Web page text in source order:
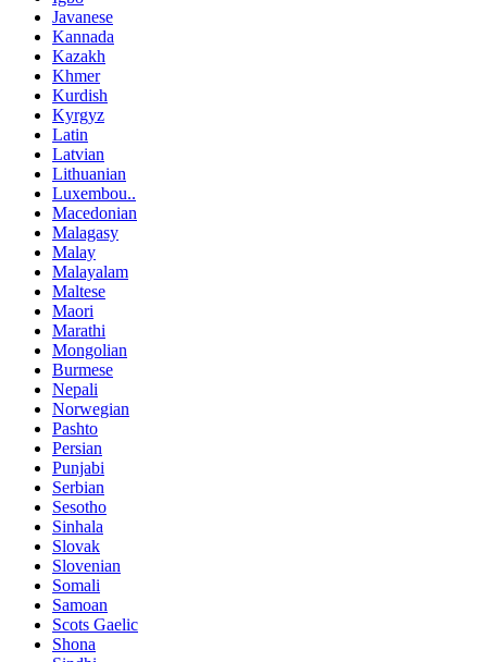
Javanese
Kannada
Kazakh
Khmer
Kurdish
Kyrgyz
Latin
Latvian
Lithuanian
Luxembou..
Macedonian
Malagasy
Malay
Malayalam
Maltese
Maori
Marathi
Mongolian
Burmese
Nepali
Norwegian
Pashto
Persian
Punjabi
Serbian
Sesotho
Sinhala
Slovak
Slovenian
Somali
Samoan
Scots Gaelic
Shona